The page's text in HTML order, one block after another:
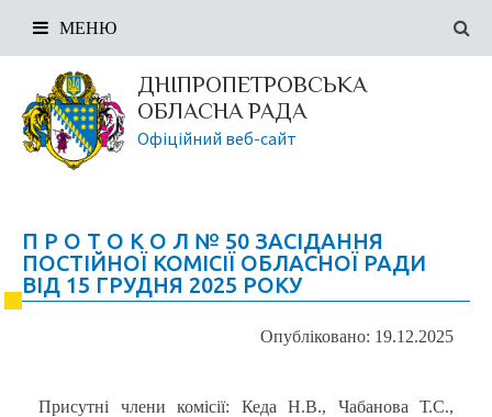
ДНІПРОПЕТРОВСЬКА
ОБЛАСНА РАДА
Офіційний веб-сайт
МЕНЮ
П Р О Т О К О Л № 50 ЗАСІДАННЯ
ПОСТІЙНОЇ КОМІСІЇ ОБЛАСНОЇ РАДИ
ВІД 15 ГРУДНЯ 2025 РОКУ
Опубліковано: 19.12.2025
Присутні члени комісії: Кеда Н.В., Чабанова Т.С.,